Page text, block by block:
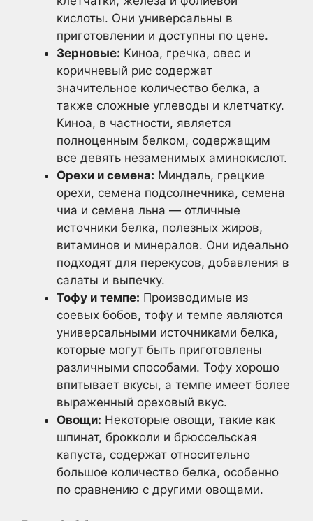
кислоты. Они универсальны в
приготовлении и доступны по цене.
Зерновые: Киноа, гречка, овес и
коричневый рис содержат
значительное количество белка, а
также сложные углеводы и клетчатку.
Киноа, в частности, является
полноценным белком, содержащим
все девять незаменимых аминокислот.
Орехи и семена: Миндаль, грецкие
орехи, семена подсолнечника, семена
чиа и семена льна — отличные
источники белка, полезных жиров,
витаминов и минералов. Они идеально
подходят для перекусов, добавления в
салаты и выпечку.
Тофу и темпе: Производимые из
соевых бобов, тофу и темпе являются
универсальными источниками белка,
которые могут быть приготовлены
различными способами. Тофу хорошо
впитывает вкусы, а темпе имеет более
выраженный ореховый вкус.
Овощи: Некоторые овощи, такие как
шпинат, брокколи и брюссельская
капуста, содержат относительно
большое количество белка, особенно
по сравнению с другими овощами.